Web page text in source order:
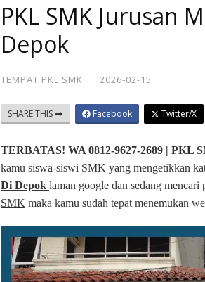
PKL SMK Jurusan
Depok
TEMPAT PKL SMK · 2026-02-15
SHARE THIS Facebook Twitter/X
TERBATAS! WA 0812-9627-2689 | PKL
kamu siswa-siswi SMK yang mengetikkan
Di Depok laman google dan sedang mencari
SMK maka kamu sudah tepat menemukan